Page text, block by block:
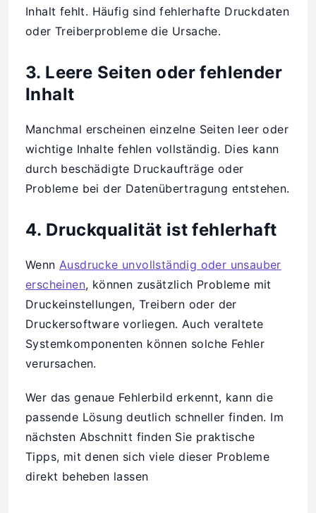
Inhalt fehlt. Häufig sind fehlerhafte Druckdaten
oder Treiberprobleme die Ursache.
3. Leere Seiten oder fehlender
Inhalt
Manchmal erscheinen einzelne Seiten leer oder
wichtige Inhalte fehlen vollständig. Dies kann
durch beschädigte Druckaufträge oder
Probleme bei der Datenübertragung entstehen.
4. Druckqualität ist fehlerhaft
Wenn Ausdrucke unvollständig oder unsauber
erscheinen, können zusätzlich Probleme mit
Druckeinstellungen, Treibern oder der
Druckersoftware vorliegen. Auch veraltete
Systemkomponenten können solche Fehler
verursachen.
Wer das genaue Fehlerbild erkennt, kann die
passende Lösung deutlich schneller finden. Im
nächsten Abschnitt finden Sie praktische
Tipps, mit denen sich viele dieser Probleme
direkt beheben lassen